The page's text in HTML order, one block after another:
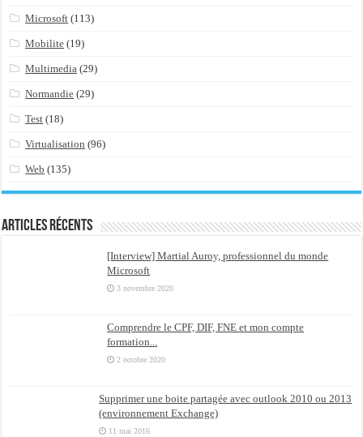
Microsoft (113)
Mobilite (19)
Multimedia (29)
Normandie (29)
Test (18)
Virtualisation (96)
Web (135)
Articles récents
[Interview] Martial Auroy, professionnel du monde
Microsoft
3 novembre 2020
Comprendre le CPF, DIF, FNE et mon compte
formation...
2 octobre 2020
Supprimer une boite partagée avec outlook 2010 ou 2013
(environnement Exchange)
11 mai 2016